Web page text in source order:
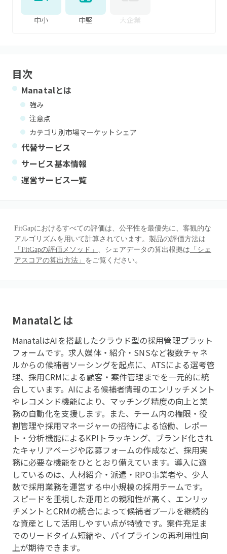
中小 中堅 大企業
目次
Manatalとは
強み
注意点
カテゴリ別市場マーケットシェア
代替サービス
サービス基本情報
運営サービス一覧
FitGapにおけるすべての評価は、公平性を最優先に、客観的な
アルゴリズムを用いて計算されています。製品の評価方法は
「FitGapの評価メソッド」 、シェアデータの算出根拠は 「シェ
アスコアの算出方法」 をご覧ください。
Manatalとは
ManatalはAIを搭載したクラウド型の採用管理プラット
フォームです。求人媒体・紹介・SNSなど複数チャネ
ルからの候補者ソーシングを起点に、ATSによる選考管
理、採用CRMによる顧客・案件管理までを一元的に統
合しています。AIによる候補者情報のエンリッチメント
やレコメンド機能により、マッチング精度の向上と業
務の自動化を支援します。また、チーム内の権限・役
割管理や採用マネージャーの招待による協働、レポー
ト・分析機能によるKPIトラッキング、ブランド化され
たキャリアページや応募フォームの作成など、採用実
務に必要な機能をひととおり備えています。導入に適
しているのは、人材紹介・派遣・RPO事業者や、少人
数で採用業務を運営する中小規模の採用チームです。
スピードを重視した運用との親和性が高く、エンリッ
チメントとCRMの統合によって候補者プールを継続的
な資産として活用しやすい点が特徴です。案件充足ま
でのリードタイム短縮や、パイプラインの再利用性向
上が期待できます。